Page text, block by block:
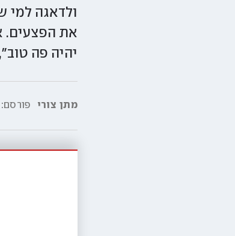
ולדאגה למי
את הפצעים.
יהיה פה
מתן צורי פורסם: